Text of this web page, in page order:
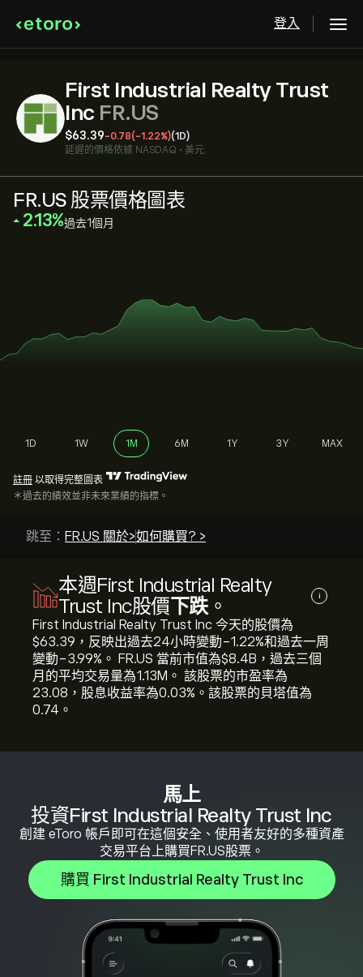
登入
First Industrial Realty Trust
Inc FR.US
‎$‎63.39-0.78(-1.22%)(1D)
延遲的價格依據 NASDAQ • 美元
馬上
投資First Industrial Realty Trust Inc
創建 eToro 帳戶即可在這個安全、使用者友好的多種資產
交易平台上購買FR.US股票。
購買 First Industrial Realty Trust Inc
FR.US 股票價格圖表
‎2.13‎ 過去1個月
1D 1W 1M 6M 1Y 3Y MAX
註冊 以取得完整圖表
＊過去的績效並非未來業績的指標。
跳至： FR.US 關於>如何購買? >
本週First Industrial Realty
Trust Inc股價下跌。 i
First Industrial Realty Trust Inc 今天的股價為‎
$‎63.39，反映出過去24小時變動‎-1.22‎%和過去一周
變動‎-3.99‎%。 FR.US 當前市值為‎$‎8.4B，過去三個
月的平均交易量為1.13M。 該股票的市盈率為
23.08，股息收益率為0.03%。該股票的貝塔值為
0.74。